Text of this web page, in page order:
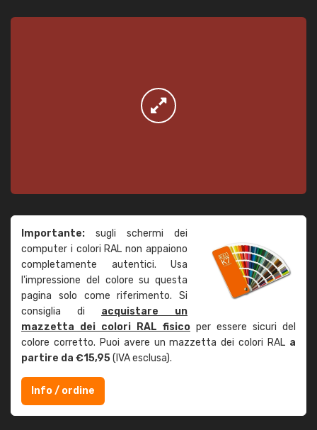
Importante: sugli schermi dei
computer i colori RAL non appaiono
completamente autentici. Usa
l'impressione del colore su questa
pagina solo come riferimento. Si
consiglia di acquistare un
mazzetta dei colori RAL fisico per essere sicuri del
colore corretto. Puoi avere un mazzetta dei colori RAL a
partire da €15,95(IVA esclusa).
Info / ordine